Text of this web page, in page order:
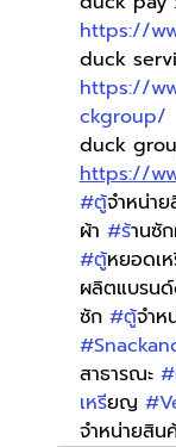
https://
duck
https://
ckgroup/
duck
https://
#ตจำหน่า
ผ้า #รานซั
#ตหยอดเ
ผลิตแบรน
ซัก #ตจำห
สาธารณะ
เหรียญ
จำหน่ายสิน